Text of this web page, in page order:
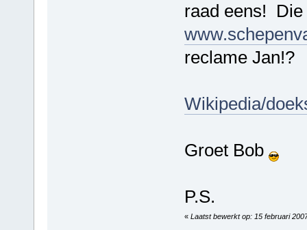
raad eens! Die
reclame Jan!?
Wikipedia/
Groet Bob
P.S.
« Laatst bewerkt op: 15 februari